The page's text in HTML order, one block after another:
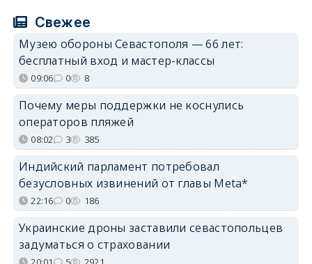
Свежее
Музею обороны Севастополя — 66 лет:
бесплатный вход и мастер-классы
09:06 0 8
Почему меры поддержки не коснулись
операторов пляжей
08:02 3 385
Индийский парламент потребовал
безусловных извинений от главы Meta*
22:16 0 186
Украинские дроны заставили севастопольцев
задуматься о страховании